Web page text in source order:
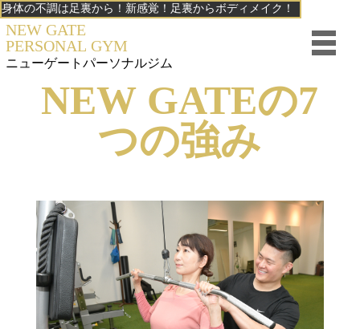
身体の不調は足裏から！新感覚！足裏からボディメイク！
NEW GATE
PERSONAL GYM
ニューゲート パーソナルジム
NEW GATEの7
つの強み